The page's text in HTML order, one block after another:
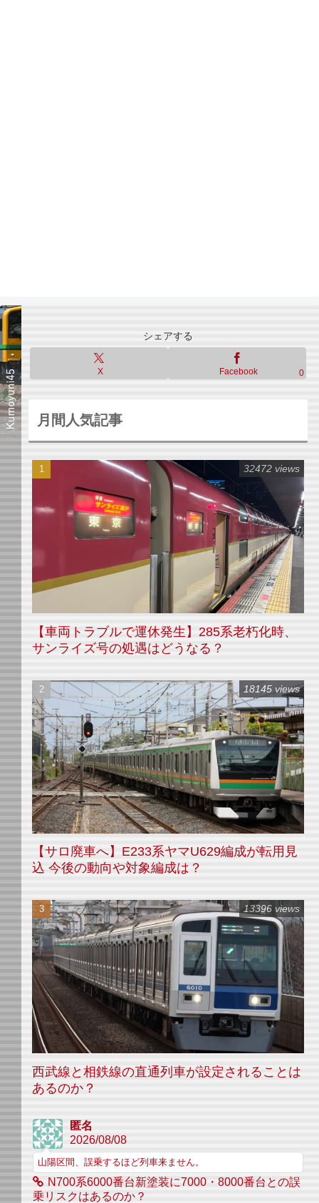
シェアする
X Facebook 0
月間人気記事
【車両トラブルで運休発生】285系老朽化時、
サンライズ号の処遇はどうなる？
32472 views
【サロ廃車へ】E233系ヤマU629編成が転用見
込 今後の動向や対象編成は？
18145 views
西武線と相鉄線の直通列車が設定されることは
あるのか？
13396 views
匿名
2026/08/08
山陽区間、誤乗するほど列車来ません。
N700系6000番台新塗装に7000・8000番台との誤
乗リスクはあるのか？